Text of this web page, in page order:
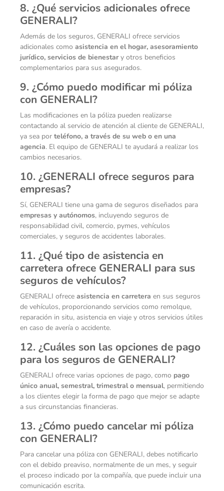
8. ¿Qué servicios adicionales ofrece
GENERALI?
Además de los seguros, GENERALI ofrece servicios
adicionales como asistencia en el hogar, asesoramiento
jurídico, servicios de bienestary otros beneficios
complementarios para sus asegurados.
9. ¿Cómo puedo modificar mi póliza
con GENERALI?
Las modificaciones en la póliza pueden realizarse
contactando al servicio de atención al cliente de GENERALI,
ya sea por teléfono, a través de su web o en una
agencia. El equipo de GENERALI te ayudará a realizar los
cambios necesarios.
10. ¿GENERALI ofrece seguros para
empresas?
Sí, GENERALI tiene una gama de seguros diseñados para
empresas y autónomos, incluyendo seguros de
responsabilidad civil, comercio, pymes, vehículos
comerciales, y seguros de accidentes laborales.
11. ¿Qué tipo de asistencia en
carretera ofrece GENERALI para sus
seguros de vehículos?
GENERALI ofrece asistencia en carretera en sus seguros
de vehículos, proporcionando servicios como remolque,
reparación in situ, asistencia en viaje y otros servicios útiles
en caso de avería o accidente.
12. ¿Cuáles son las opciones de pago
para los seguros de GENERALI?
GENERALI ofrece varias opciones de pago, como pago
único anual, semestral, trimestral o mensual, permitiendo
a los clientes elegir la forma de pago que mejor se adapte
a sus circunstancias financieras.
13. ¿Cómo puedo cancelar mi póliza
con GENERALI?
Para cancelar una póliza con GENERALI, debes notificarlo
con el debido preaviso, normalmente de un mes, y seguir
el proceso indicado por la compañía, que puede incluir una
comunicación escrita.